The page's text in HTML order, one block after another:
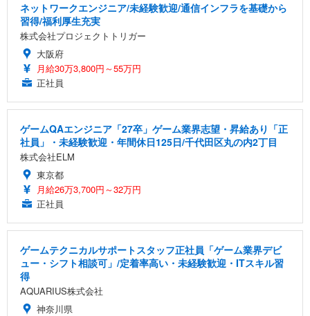
ネットワークエンジニア/未経験歓迎/通信インフラを基礎から
習得/福利厚生充実
株式会社プロジェクトトリガー
大阪府
月給30万3,800円～55万円
正社員
ゲームQAエンジニア「27卒」ゲーム業界志望・昇給あり「正
社員」・未経験歓迎・年間休日125日/千代田区丸の内2丁目
株式会社ELM
東京都
月給26万3,700円～32万円
正社員
ゲームテクニカルサポートスタッフ正社員「ゲーム業界デビ
ュー・シフト相談可」/定着率高い・未経験歓迎・ITスキル習
得
AQUARIUS株式会社
神奈川県